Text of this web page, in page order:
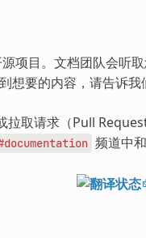
项目。文档团队会听
想要的内容，请告诉我
拉取请求（Pull
频道中